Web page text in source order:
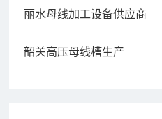
丽水母线加工设备供应商
韶关高压母线槽生产